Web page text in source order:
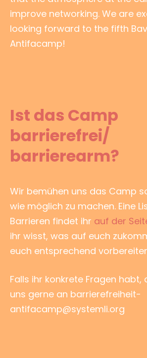
improve networking. We are
looking forward to the fifth
Antifacamp!
Ist das Camp
barrierefrei/
barrierearm?
Wir bemühen uns das Camp
wie möglich zu machen. Eine
Barrieren findet ihr auf der
ihr wisst, was auf euch
euch entsprechend
Falls ihr konkrete Fragen habt,
uns gerne an barrierefreiheit-
antifacamp@systemli.org